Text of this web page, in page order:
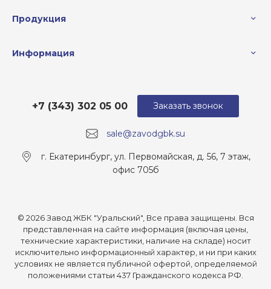
Продукция
Информация
sale@zavodgbk.su
+7 (343) 302 05 00
г. Екатеринбург, ул. Первомайская, д. 56, 7 этаж,
офис 705б
Заказать звонок
© 2026 Завод ЖБК "Уральский", Все права защищены. Вся
представленная на сайте информация (включая цены,
технические характеристики, наличие на складе) носит
исключительно информационный характер, и ни при каких
условиях не является публичной офертой, определяемой
положениями статьи 437 Гражданского кодекса РФ.